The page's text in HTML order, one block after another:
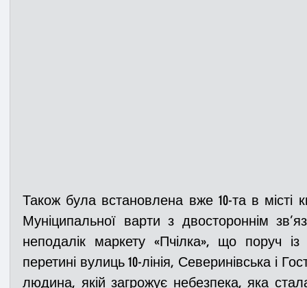
Також була встановлена вже 10-та в місті
Муніципальної варти з двостороннім
неподалік маркету «Пчілка», що поруч
перетині вулиць 10-лінія, Северинівська і
людина, якій загрожує небезпека, яка